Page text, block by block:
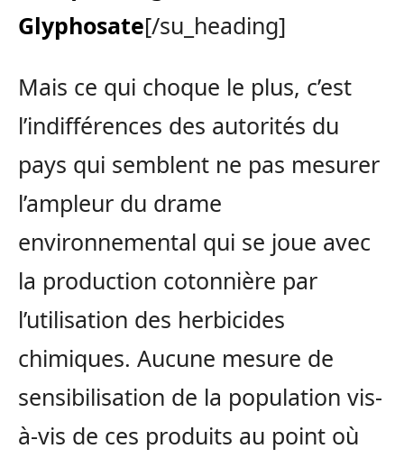
Glyphosate[/su_heading]
Mais ce qui choque le plus, c’est
l’indifférences des autorités du
pays qui semblent ne pas mesurer
l’ampleur du drame
environnemental qui se joue avec
la production cotonnière par
l’utilisation des herbicides
chimiques. Aucune mesure de
sensibilisation de la population vis-
à-vis de ces produits au point où